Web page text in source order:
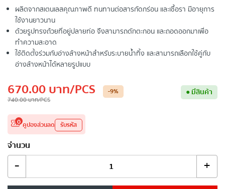
ผลิตจากสเตนเลสคุณภาพดี ทนทานต่อสารกัดกร่อน และเชื้อรา มีอายุการ
ใช้งานยาวนาน
ด้วยรูปทรงถ้วยที่อยู่ปลายท่อ จึงสามารถดักตะกอน และถอดออกมาเพื่อ
ทำความสะอาด
ใช้ติดตั้งร่วมกับอ่างล้างหน้าสำหรับระบายน้ำทิ้ง และสามารถเลือกใช้คู่กับ
อ่างล้างหน้าได้หลายรูปแบบ
670.00บาท/PCS
740.00บาท/PCS
-9% ●มีสินค้า
0 คูปองส่วนลด รับรหัส
จำนวน
- +